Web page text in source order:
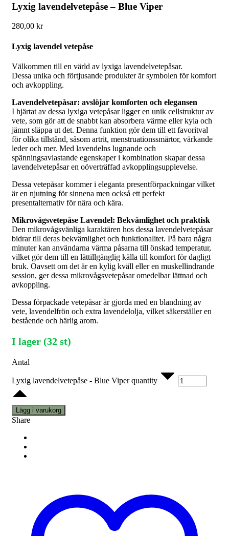
Lyxig lavendelvetepåse – Blue Viper
280,00 kr
Lyxig lavendel vetepåse
Välkommen till en värld av lyxiga lavendelvetepåsar.
Dessa unika och förtjusande produkter är symbolen för komfort
och avkoppling.
Lavendelvetepåsar: avslöjar komforten och elegansen
I hjärtat av dessa lyxiga vetepåsar ligger en unik cellstruktur av
vete, som gör att de snabbt kan absorbera värme eller kyla och
jämnt släppa ut det. Denna funktion gör dem till ett favoritval
för olika tillstånd, såsom artrit, menstruationssmärtor, värkande
leder och mer. Med lavendelns lugnande och
spänningsavlastande egenskaper i kombination skapar dessa
lavendelvetepåsar en oöverträffad avkopplingsupplevelse.
Dessa vetepåsar kommer i eleganta presentförpackningar vilket
är en njutning för sinnena men också ett perfekt
presentalternativ för nära och kära.
Mikrovågsvetepåse Lavendel: Bekvämlighet och praktisk
Den mikrovågsvänliga karaktären hos dessa lavendelvetepåsar
bidrar till deras bekvämlighet och funktionalitet. På bara några
minuter kan användarna värma påsarna till önskad temperatur,
vilket gör dem till en lättillgänglig källa till komfort för dagligt
bruk. Oavsett om det är en kylig kväll eller en muskellindrande
session, ger dessa mikrovågsvetepåsar omedelbar lättnad och
avkoppling.
Dessa förpackade vetepåsar är gjorda med en blandning av
vete, lavendelfrön och extra lavendelolja, vilket säkerställer en
bestående och härlig arom.
I lager (32 st)
Antal
Lyxig lavendelvetepåse - Blue Viper quantity
Lägg i varukorg
Share